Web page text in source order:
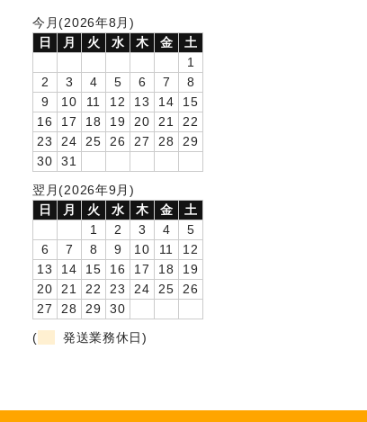
今月(2026年8月)
日
月 火 水 木 金
土
1
2
3 4 5 6 7
8
9
10 11 12 13 14
15
16
17 18 19 20 21
22
23
24 25 26 27 28
29
30
31
翌月(2026年9月)
日
月 火 水 木 金
土
1
2 3 4
5
6
7 8 9 10 11
12
13
14 15 16 17 18
19
20
21 22 23 24 25
26
27
28 29
30
(
発送業務休日)